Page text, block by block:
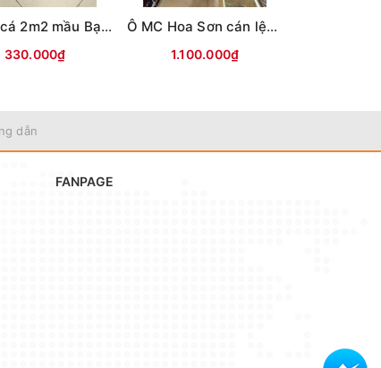
Ô câu cá 2m2 mầu Bạc, 2 tầng, giọt nước - (vỏ túi đen)
330.000₫
Ô MC Hoa Sơn cán lệch tâm thân hợp kim 2m2
1.100.000₫
dẫn
FANPAGE